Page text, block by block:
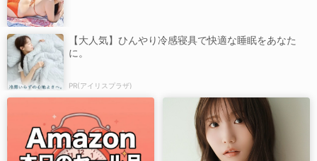
【大人気】ひんやり冷感寝具で快適な睡眠をあなた
に。
PR(アイリスプラザ)